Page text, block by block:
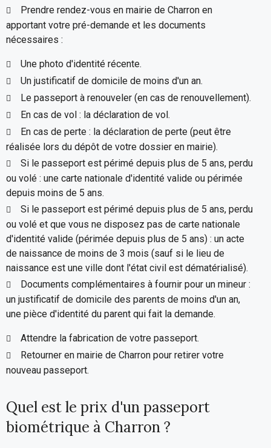
Prendre rendez-vous en mairie de Charron en
apportant votre pré-demande et les documents
nécessaires :
Une photo d'identité récente.
Un justificatif de domicile de moins d'un an.
Le passeport à renouveler (en cas de renouvellement).
En cas de vol : la déclaration de vol.
En cas de perte : la déclaration de perte (peut être
réalisée lors du dépôt de votre dossier en mairie).
Si le passeport est périmé depuis plus de 5 ans, perdu
ou volé : une carte nationale d'identité valide ou périmée
depuis moins de 5 ans.
Si le passeport est périmé depuis plus de 5 ans, perdu
ou volé et que vous ne disposez pas de carte nationale
d'identité valide (périmée depuis plus de 5 ans) : un acte
de naissance de moins de 3 mois (sauf si le lieu de
naissance est une ville dont l'état civil est dématérialisé).
Documents complémentaires à fournir pour un mineur :
un justificatif de domicile des parents de moins d'un an,
une pièce d'identité du parent qui fait la demande.
Attendre la fabrication de votre passeport.
Retourner en mairie de Charron pour retirer votre
nouveau passeport.
Quel est le prix d'un passeport
biométrique à Charron ?